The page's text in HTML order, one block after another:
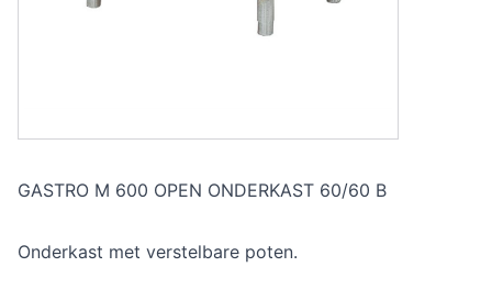
GASTRO M 600 OPEN ONDERKAST 60/60 B
Onderkast met verstelbare poten.